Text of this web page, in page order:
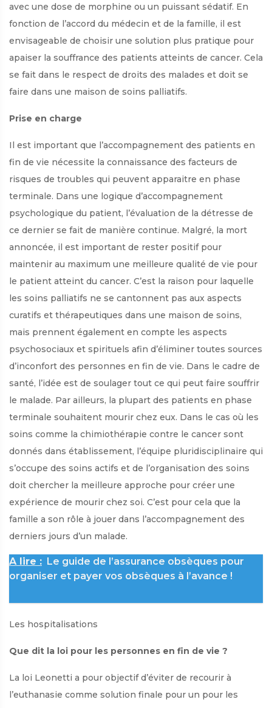
avec une dose de morphine ou un puissant sédatif. En
fonction de l’accord du médecin et de la famille, il est
envisageable de choisir une solution plus pratique pour
apaiser la souffrance des patients atteints de cancer. Cela
se fait dans le respect de droits des malades et doit se
faire dans une maison de soins palliatifs.
Prise en charge
Il est important que l’accompagnement des patients en
fin de vie nécessite la connaissance des facteurs de
risques de troubles qui peuvent apparaitre en phase
terminale. Dans une logique d’accompagnement
psychologique du patient, l’évaluation de la détresse de
ce dernier se fait de manière continue. Malgré, la mort
annoncée, il est important de rester positif pour
maintenir au maximum une meilleure qualité de vie pour
le patient atteint du cancer. C’est la raison pour laquelle
les soins palliatifs ne se cantonnent pas aux aspects
curatifs et thérapeutiques dans une maison de soins,
mais prennent également en compte les aspects
psychosociaux et spirituels afin d’éliminer toutes sources
d’inconfort des personnes en fin de vie. Dans le cadre de
santé, l’idée est de soulager tout ce qui peut faire souffrir
le malade. Par ailleurs, la plupart des patients en phase
terminale souhaitent mourir chez eux. Dans le cas où les
soins comme la chimiothérapie contre le cancer sont
donnés dans établissement, l’équipe pluridisciplinaire qui
s’occupe des soins actifs et de l’organisation des soins
doit chercher la meilleure approche pour créer une
expérience de mourir chez soi. C’est pour cela que la
famille a son rôle à jouer dans l’accompagnement des
derniers jours d’un malade.
A lire : Le guide de l’assurance obsèques pour
organiser et payer vos obsèques à l’avance !
Les hospitalisations
Que dit la loi pour les personnes en fin de vie ?
La loi Leonetti a pour objectif d’éviter de recourir à
l’euthanasie comme solution finale pour un pour les